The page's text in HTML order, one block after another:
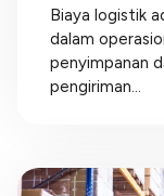
Biaya logistik
dalam
penyimpanan
pengiriman...